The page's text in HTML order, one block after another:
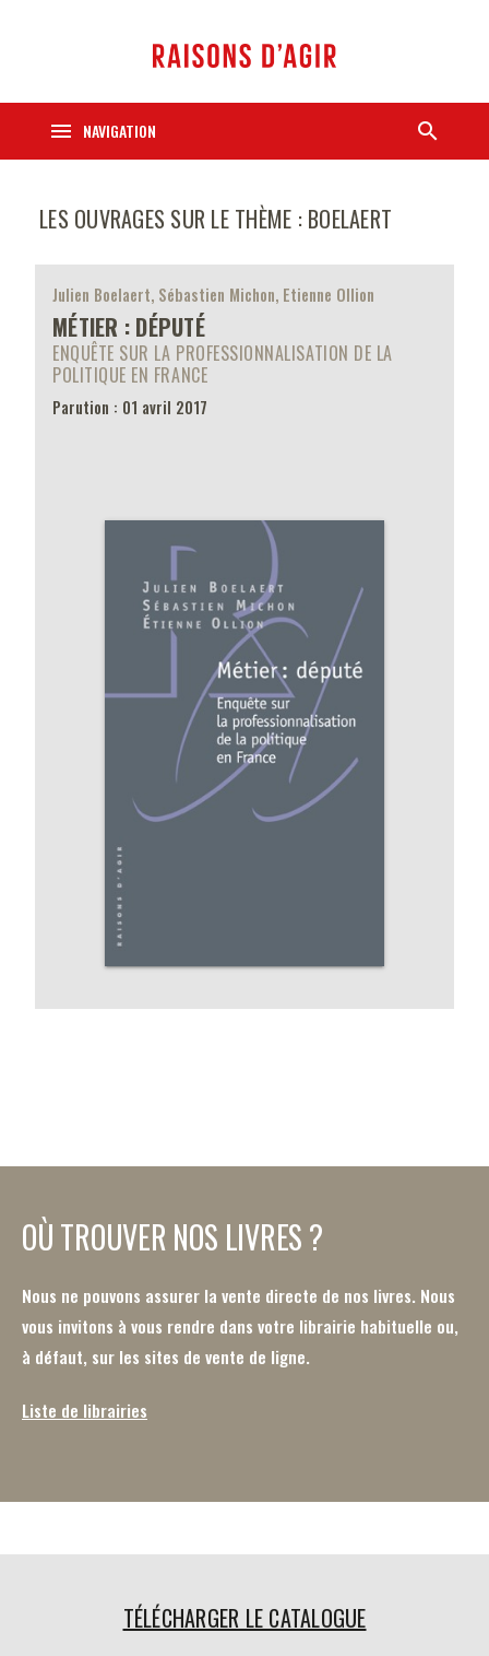
menu NAVIGATION search
LES OUVRAGES SUR LE THÈME : BOELAERT
Julien Boelaert, Sébastien Michon, Etienne Ollion
MÉTIER : DÉPUTÉ
ENQUÊTE SUR LA PROFESSIONNALISATION DE LA
POLITIQUE EN FRANCE
Parution : 01 avril 2017
OÙ TROUVER NOS LIVRES ?
Nous ne pouvons assurer la vente directe de nos livres. Nous
vous invitons à vous rendre dans votre librairie habituelle ou,
à défaut, sur les sites de vente de ligne.
Liste de librairies
TÉLÉCHARGER LE CATALOGUE